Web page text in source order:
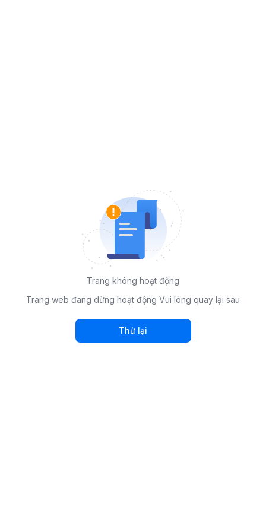
Trang không hoạt động
Trang web đang dừng hoạt động Vui lòng quay lại sau
Thử lại